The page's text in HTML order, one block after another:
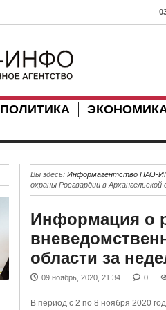
ПОЛИТИКА
Вы здесь: Информагентство НАО-
охраны Росгвардии в Архангельской
Информация о
области за
09 ноябрь, 2020, 21:34 0
В период с 2 по 8 ноября 2020